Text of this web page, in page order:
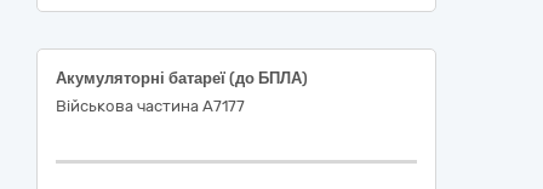
Акумуляторні батареї (до БПЛА)
Військова частина А7177